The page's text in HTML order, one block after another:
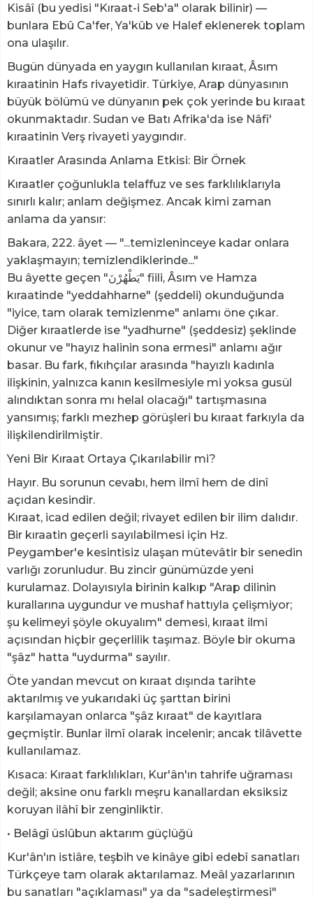
Kisâî (bu yedisi "Kıraat-i Seb'a" olarak bilinir) —
bunlara Ebû Ca'fer, Ya'kûb ve Halef eklenerek toplam
ona ulaşılır.
Bugün dünyada en yaygın kullanılan kıraat, Âsım
kıraatinin Hafs rivayetidir. Türkiye, Arap dünyasının
büyük bölümü ve dünyanın pek çok yerinde bu kıraat
okunmaktadır. Sudan ve Batı Afrika'da ise Nâfi'
kıraatinin Verş rivayeti yaygındır.
Kıraatler Arasında Anlama Etkisi: Bir Örnek
Kıraatler çoğunlukla telaffuz ve ses farklılıklarıyla
sınırlı kalır; anlam değişmez. Ancak kimi zaman
anlama da yansır:
Bakara, 222. âyet — "...temizleninceye kadar onlara
yaklaşmayın; temizlendiklerinde..."
Bu âyette geçen "يَطْهُرْنَ" fiili, Âsım ve Hamza
kıraatinde "yeddahharne" (şeddeli) okunduğunda
"iyice, tam olarak temizlenme" anlamı öne çıkar.
Diğer kıraatlerde ise "yadhurne" (şeddesiz) şeklinde
okunur ve "hayız halinin sona ermesi" anlamı ağır
basar. Bu fark, fıkıhçılar arasında "hayızlı kadınla
ilişkinin, yalnızca kanın kesilmesiyle mi yoksa gusül
alındıktan sonra mı helal olacağı" tartışmasına
yansımış; farklı mezhep görüşleri bu kıraat farkıyla da
ilişkilendirilmiştir.
Yeni Bir Kıraat Ortaya Çıkarılabilir mi?
Hayır. Bu sorunun cevabı, hem ilmî hem de dinî
açıdan kesindir.
Kıraat, icad edilen değil; rivayet edilen bir ilim dalıdır.
Bir kıraatin geçerli sayılabilmesi için Hz.
Peygamber'e kesintisiz ulaşan mütevâtir bir senedin
varlığı zorunludur. Bu zincir günümüzde yeni
kurulamaz. Dolayısıyla birinin kalkıp "Arap dilinin
kurallarına uygundur ve mushaf hattıyla çelişmiyor;
şu kelimeyi şöyle okuyalım" demesi, kıraat ilmi
açısından hiçbir geçerlilik taşımaz. Böyle bir okuma
"şâz" hatta "uydurma" sayılır.
Öte yandan mevcut on kıraat dışında tarihte
aktarılmış ve yukarıdaki üç şarttan birini
karşılamayan onlarca "şâz kıraat" de kayıtlara
geçmiştir. Bunlar ilmî olarak incelenir; ancak tilâvette
kullanılamaz.
Kısaca: Kıraat farklılıkları, Kur'ân'ın tahrife uğraması
değil; aksine onu farklı meşru kanallardan eksiksiz
koruyan ilâhî bir zenginliktir.
• Belâgî üslûbun aktarım güçlüğü
Kur'ân'ın istiâre, teşbih ve kinâye gibi edebî sanatları
Türkçeye tam olarak aktarılamaz. Meâl yazarlarının
bu sanatları "açıklaması" ya da "sadeleştirmesi"